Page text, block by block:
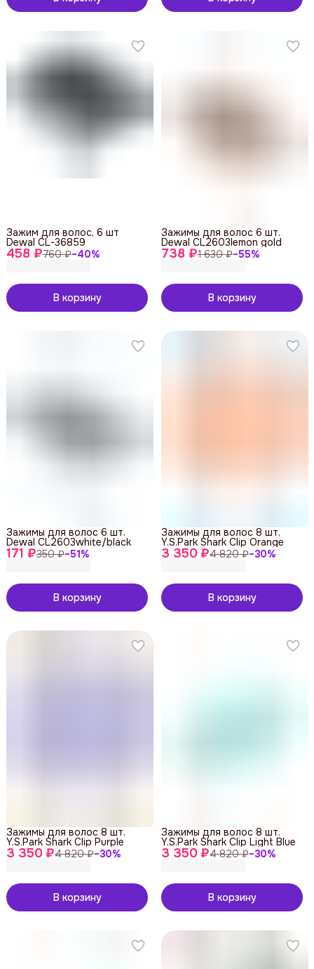
458 ₽760 ₽−40%
Зажим для волос, 6 шт
Dewal CL-36859
В корзину
738 ₽1 630 ₽−55%
Зажимы для волос 6 шт.
Dewal CL2603lemon gold
В корзину
171 ₽350 ₽−51%
Зажимы для волос 6 шт.
Dewal CL2603white/black
В корзину
3 350 ₽4 820 ₽−30%
Зажимы для волос 8 шт.
Y.S.Park Shark Clip Orange
В корзину
3 350 ₽4 820 ₽−30%
Зажимы для волос 8 шт.
Y.S.Park Shark Clip Purple
В корзину
3 350 ₽4 820 ₽−30%
Зажимы для волос 8 шт.
Y.S.Park Shark Clip Light Blue
В корзину